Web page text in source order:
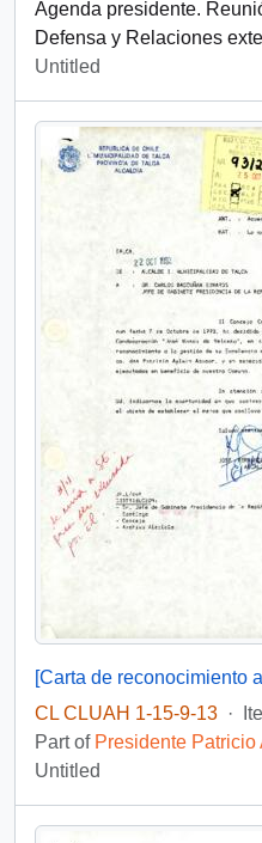
Agenda presidente.
Defensa y Relaciones
Untitled
CL CLUAH 1-15-9-13 ·
Part of Presidente
Untitled